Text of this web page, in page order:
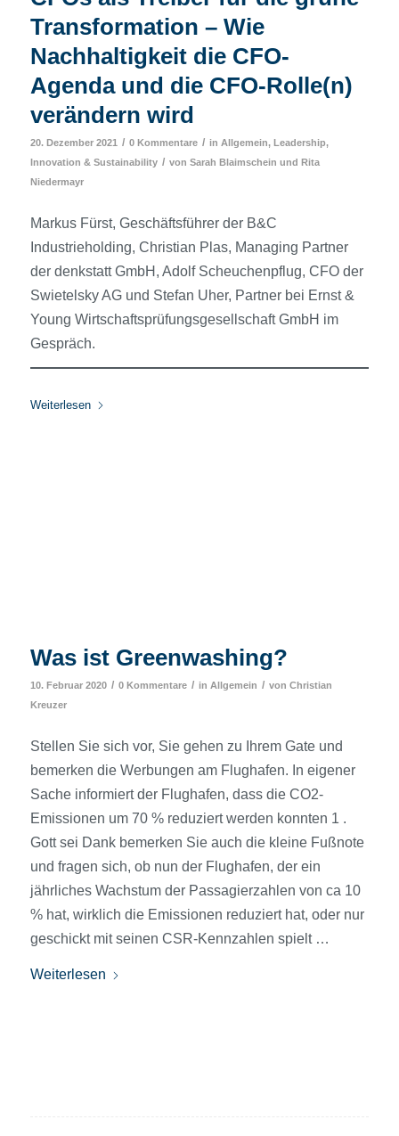
Transformation – Wie
Nachhaltigkeit die CFO-
Agenda und die CFO-Rolle(n)
verändern wird
20. Dezember 2021 / 0 Kommentare / in Allgemein, Leadership,
Innovation & Sustainability / von Sarah Blaimschein und Rita
Niedermayr
Markus Fürst, Geschäftsführer der B&C
Industrieholding, Christian Plas, Managing Partner
der denkstatt GmbH, Adolf Scheuchenpflug, CFO der
Swietelsky AG und Stefan Uher, Partner bei Ernst &
Young Wirtschafts­prüfungsgesellschaft GmbH im
Gespräch.
Weiterlesen
Was ist Greenwashing?
10. Februar 2020 / 0 Kommentare / in Allgemein / von Christian
Kreuzer
Stellen Sie sich vor, Sie gehen zu Ihrem Gate und
bemerken die Werbungen am Flughafen. In eigener
Sache informiert der Flughafen, dass die CO2-
Emissionen um 70 % reduziert werden konnten 1 .
Gott sei Dank bemerken Sie auch die kleine Fußnote
und fragen sich, ob nun der Flughafen, der ein
jährliches Wachstum der Passagierzahlen von ca 10
% hat, wirklich die Emissionen reduziert hat, oder nur
geschickt mit seinen CSR-Kennzahlen spielt …
Weiterlesen